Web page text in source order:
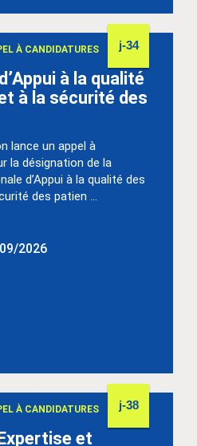
à la qualité
à la sécurité des
À CANDIDATURES j-34
lance un appel à
la désignation de la
d’Appui à la qualité des
des patien ...
2026
et
À CANDIDATURES j-38